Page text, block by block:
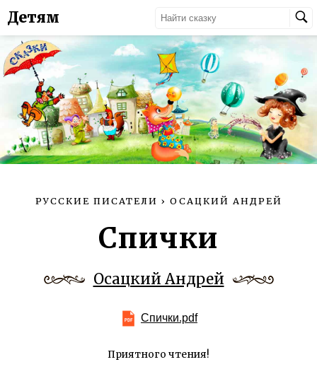
Детям
РУССКИЕ ПИСАТЕЛИ › ОСАЦКИЙ АНДРЕЙ
Спички
Осацкий Андрей
Спички.pdf
Приятного чтения!